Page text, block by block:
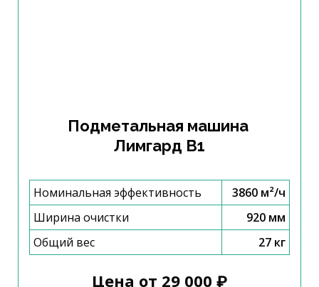
Подметальная машина
Лимгард B1
Номинальная эффективность
3860 м²/ч
Ширина очистки
920 мм
Общий вес
27 кг
Цена от 29 000 ₽